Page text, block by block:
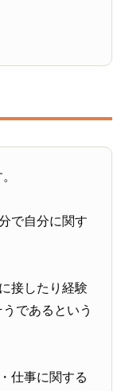
で自分に関す
接したり経験
であるという
仕事に関する